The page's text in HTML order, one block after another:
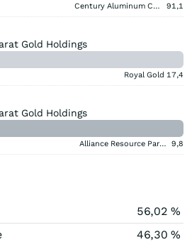
Century Aluminum Company 91,1
Gold Holdings
Royal Gold 17,4
Gold Holdings
Alliance Resource Partners 9,8
56,02 %
46,30 %